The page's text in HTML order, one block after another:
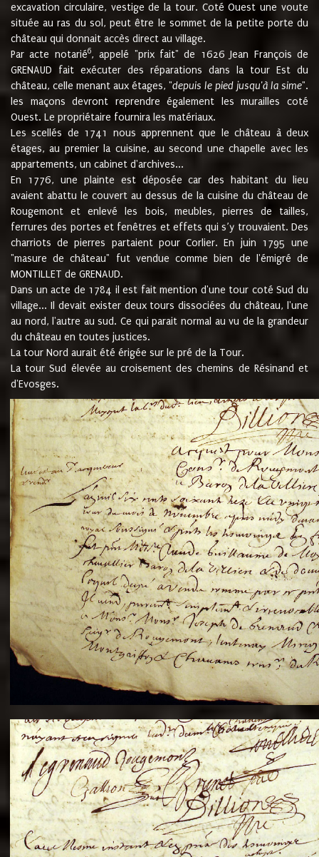
excavation circulaire, vestige de la tour. Coté Ouest une voute
située au ras du sol, peut être le sommet de la petite porte du
château qui donnait accès direct au village.
Par acte notarié6, appelé "prix fait" de 1626 Jean François de
GRENAUD fait exécuter des réparations dans la tour Est du
château, celle menant aux étages, "depuis le pied jusqu'à la sime".
les maçons devront reprendre également les murailles coté
Ouest. Le propriétaire fournira les matériaux.
Les scellés de 1741 nous apprennent que le château à deux
étages, au premier la cuisine, au second une chapelle avec les
appartements, un cabinet d'archives...
En 1776, une plainte est déposée car des habitant du lieu
avaient abattu le couvert au dessus de la cuisine du château de
Rougemont et enlevé les bois, meubles, pierres de tailles,
ferrures des portes et fenêtres et effets qui s’y trouvaient. Des
charriots de pierres partaient pour Corlier. En juin 1795 une
"masure de château" fut vendue comme bien de l'émigré de
MONTILLET de GRENAUD.
Dans un acte de 1784 il est fait mention d'une tour coté Sud du
village... Il devait exister deux tours dissociées du château, l'une
au nord, l'autre au sud. Ce qui parait normal au vu de la grandeur
du château en toutes justices.
La tour Nord aurait été érigée sur le pré de la Tour.
La tour Sud élevée au croisement des chemins de Résinand et
d'Evosges.